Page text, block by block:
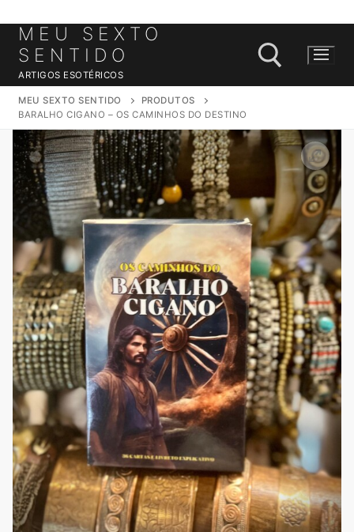
Saltar
para
conteúdo
MEU SEXTO
SENTIDO
ARTIGOS ESOTÉRICOS
Pesquisar por:
MEU SEXTO SENTIDO
PRODUTOS
BARALHO CIGANO – OS CAMINHOS DO DESTINO